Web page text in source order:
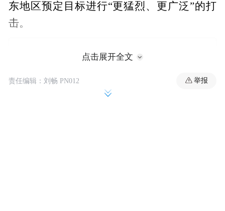
东地区预定目标进行“更猛烈、更广泛”的打
击。
点击展开全文
责任编辑：刘畅 PN012 举报